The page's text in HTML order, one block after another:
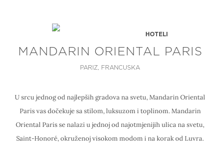
HOTELI
MANDARIN ORIENTAL PARIS
PARIZ, FRANCUSKA
U srcu jednog od najlepših gradova na svetu, Mandarin Oriental
Paris vas dočekuje sa stilom, luksuzom i toplinom. Mandarin
Oriental Paris se nalazi u jednoj od najotmjenijih ulica na svetu,
Saint-Honoré, okruženoj visokom modom i na korak od Luvra.